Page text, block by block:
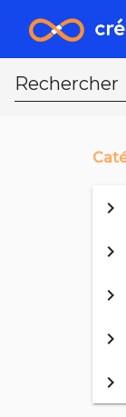
Rechercher
chevron_right
chevron_right
chevron_right
chevron_right
chevron_right